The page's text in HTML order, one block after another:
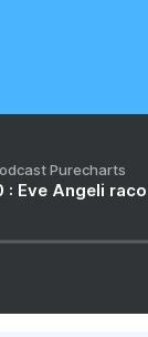
Purecharts
: Eve Angeli